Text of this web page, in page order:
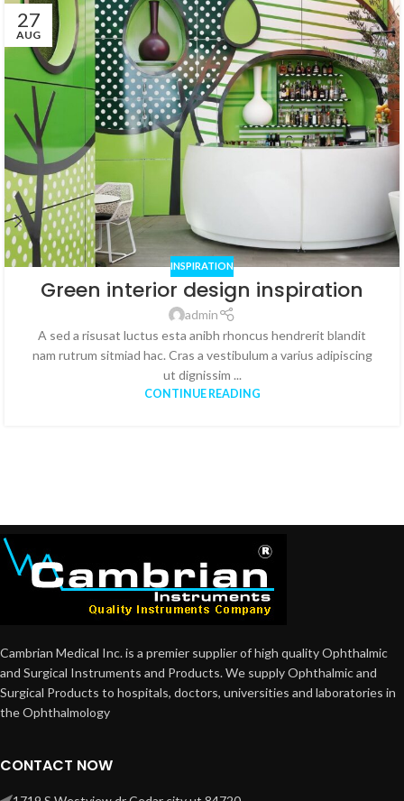
27
AUG
INSPIRATION
Green interior design inspiration
admin
A sed a risusat luctus esta anibh rhoncus hendrerit blandit
nam rutrum sitmiad hac. Cras a vestibulum a varius adipiscing
ut dignissim ...
CONTINUE READING
Cambrian Medical Inc. is a premier supplier of high quality Ophthalmic
and Surgical Instruments and Products. We supply Ophthalmic and
Surgical Products to hospitals, doctors, universities and laboratories in
the Ophthalmology
CONTACT NOW